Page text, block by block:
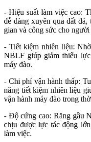
- Hiệu suất làm việc cao:
dễ dàng xuyên qua đất
gian và công sức cho người
- Tiết kiệm nhiên liệu:
NBLF giúp giảm thiểu
máy đào.
- Chi phí vận hành thấp:
năng tiết kiệm nhiên liệu
vận hành máy đào trong
- Độ cứng cao: Răng gầu
chịu được lực tác động
làm việc.